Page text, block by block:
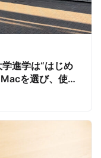
進学は“はじめ
を選び、使う
パスでアピール